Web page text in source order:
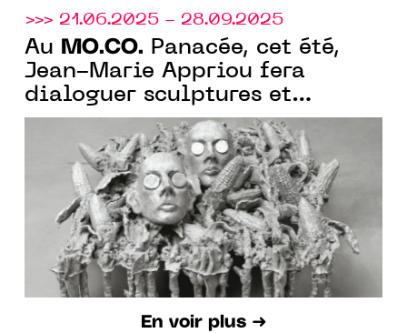
>>> 21.06.2025 - 28.09.2025
Au MO.CO. Panacée, cet été,
Jean-Marie Appriou fera
dialoguer sculptures et
éléments, explorant la
matérialité, donnant forme à
l’informe.
En voir plus ➜